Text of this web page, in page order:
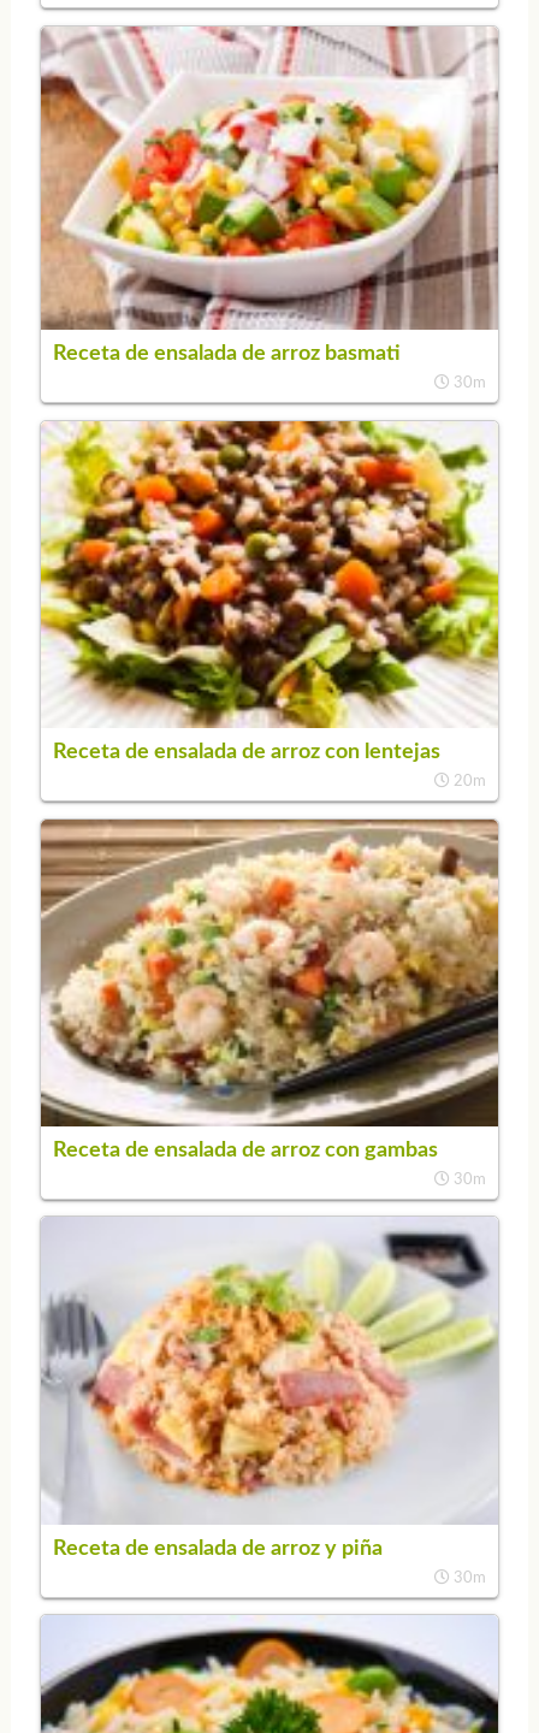
Receta de ensalada de arroz basmati
30m
Receta de ensalada de arroz con lentejas
20m
Receta de ensalada de arroz con gambas
30m
Receta de ensalada de arroz y piña
30m